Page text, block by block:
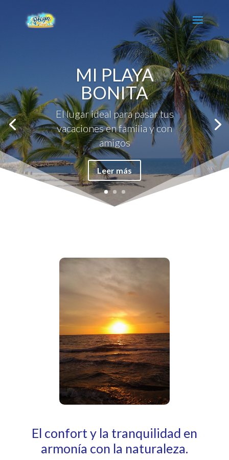
MI PLAYA
BONITA
El lugar ideal para pasar tus
vacaciones en familia y con
amigos
Leer más
El confort y la tranquilidad en
armonía con la naturaleza.